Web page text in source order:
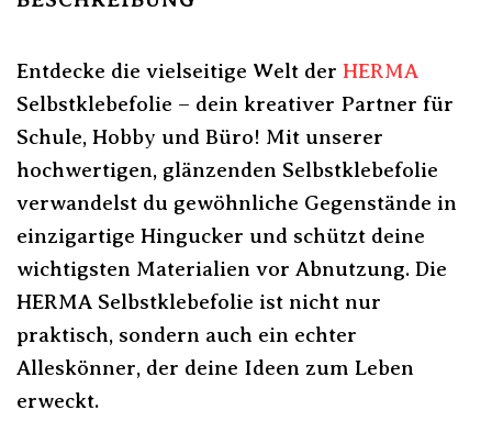
Entdecke die vielseitige Welt der HERMA
Selbstklebefolie – dein kreativer Partner für
Schule, Hobby und Büro! Mit unserer
hochwertigen, glänzenden Selbstklebefolie
verwandelst du gewöhnliche Gegenstände in
einzigartige Hingucker und schützt deine
wichtigsten Materialien vor Abnutzung. Die
HERMA Selbstklebefolie ist nicht nur
praktisch, sondern auch ein echter
Alleskönner, der deine Ideen zum Leben
erweckt.